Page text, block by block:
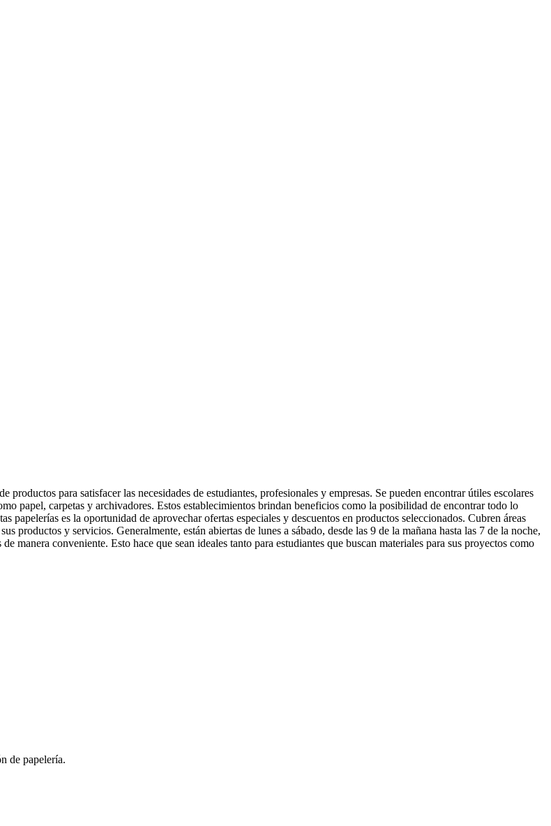
para satisfacer las necesidades de estudiantes, profesionales y empresas. Se pueden encontrar útiles escolares
papel, carpetas y archivadores. Estos establecimientos brindan beneficios como la posibilidad de encontrar todo lo
papelerías es la oportunidad de aprovechar ofertas especiales y descuentos en productos seleccionados. Cubren áreas
productos y servicios. Generalmente, están abiertas de lunes a sábado, desde las 9 de la mañana hasta las 7 de la noche,
manera conveniente. Esto hace que sean ideales tanto para estudiantes que buscan materiales para sus proyectos como
de papelería.